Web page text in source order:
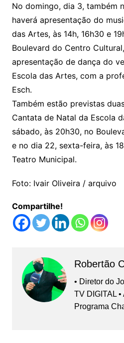
No domingo, dia 3, também
haverá apresentação do
das Artes, às 14h, 16h30 e
Boulevard do Centro
apresentação de dança do
Escola das Artes, com a
Esch.
Também estão previstas
Cantata de Natal da Escola
sábado, às 20h30, no
e no dia 22, sexta-feira, às
Teatro Municipal.
Foto: Ivair Oliveira / arquivo
Compartilhe!
Robertão
• Diretor do
TV DIGITAL
Programa